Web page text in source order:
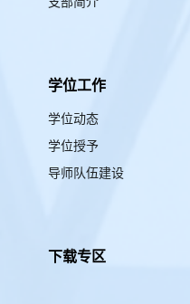
学位工作
学位动态
学位授予
导师队伍建设
下载专区